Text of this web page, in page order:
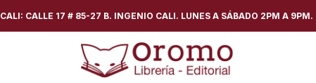
CALI: CALLE 17 # 85-27 B. INGENIO CALI. LUNES A SÁBADO 2PM A